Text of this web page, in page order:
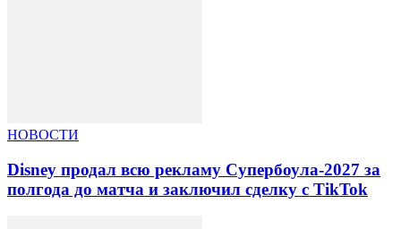
НОВОСТИ
Disney продал всю рекламу Супербоула-2027 за
полгода до матча и заключил сделку с TikTok